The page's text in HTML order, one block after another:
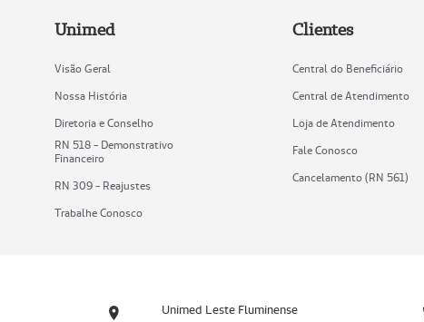
Unimed
Visão Geral
Nossa História
Diretoria e Conselho
RN 518 - Demonstrativo
Financeiro
RN 309 - Reajustes
Trabalhe Conosco
Clientes
Central do Beneficiário
Central de Atendimento
Loja de Atendimento
Fale Conosco
Cancelamento (RN 561)
Unimed Leste Fluminense